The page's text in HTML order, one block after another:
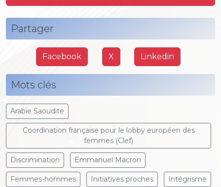
Partager
Facebook X Linkedin
Mots clés
Arabie Saoudite
Coordination française pour le lobby européen des
femmes (Clef)
Discrimination Emmanuel Macron
Femmes-hommes Initiatives proches Intégrisme